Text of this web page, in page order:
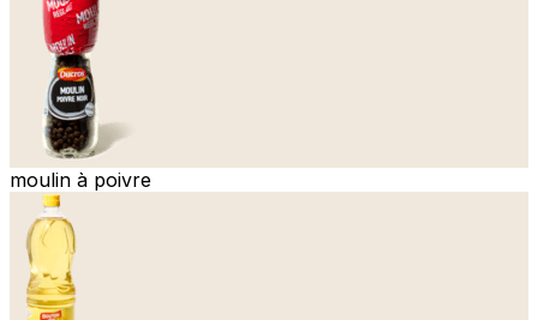
moulin à poivre